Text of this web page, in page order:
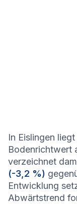
In Eislingen
Bodenrichtwert
verzeichnet
(-3,2 %)
Entwicklung
Abwärtstrend